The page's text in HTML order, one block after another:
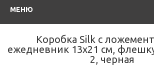
МЕНЮ
Коробка Silk с
ежедневник 13x21 см,
2, черная